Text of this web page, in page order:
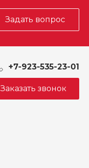
Задать вопрос
+7-923-535-23-01
Заказать звонок